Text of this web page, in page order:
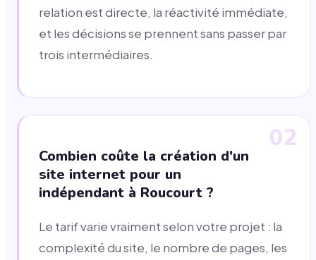
relation est directe, la réactivité immédiate,
et les décisions se prennent sans passer par
trois intermédiaires.
02
Combien coûte la création d'un
site internet pour un
indépendant à Roucourt ?
Le tarif varie vraiment selon votre projet : la
complexité du site, le nombre de pages, les